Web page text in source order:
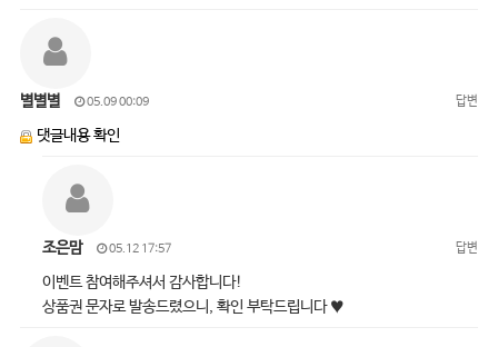
별별별 05.09 00:09 답변
댓글내용 확인
조은맘 05.12 17:57 답변
이벤트 참여해주셔서 감사합니다!
상품권 문자로 발송드렸으니, 확인 부탁드립니다 ♥